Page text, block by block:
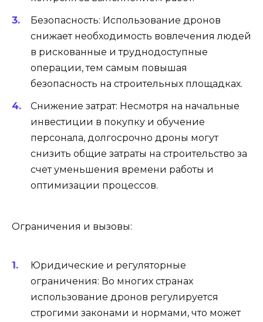
Безопасность: Использование дронов
снижает необходимость вовлечения людей
в рискованные и труднодоступные
операции, тем самым повышая
безопасность на строительных площадках.
Снижение затрат: Несмотря на начальные
инвестиции в покупку и обучение
персонала, долгосрочно дроны могут
снизить общие затраты на строительство за
счет уменьшения времени работы и
оптимизации процессов.
Ограничения и вызовы:
Юридические и регуляторные
ограничения: Во многих странах
использование дронов регулируется
строгими законами и нормами, что может